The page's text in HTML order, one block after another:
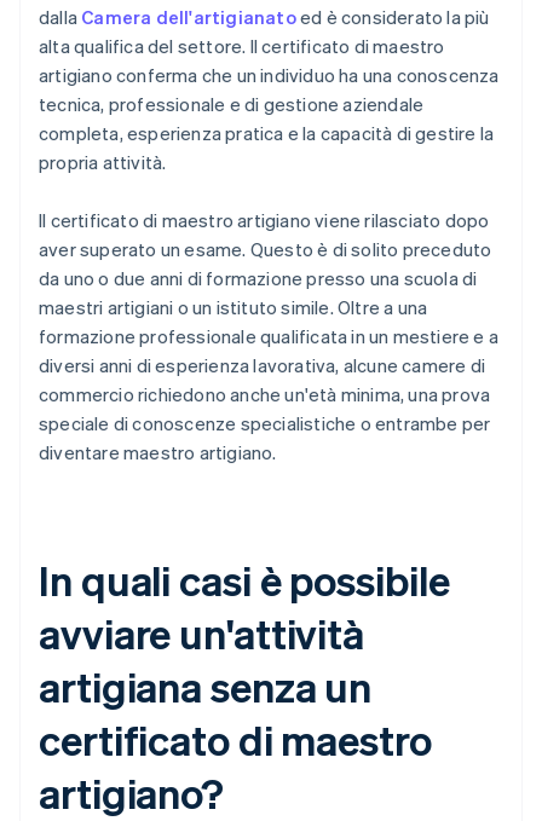
dalla Camera dell'artigianatoed è considerato la più
alta qualifica del settore. Il certificato di maestro
artigiano conferma che un individuo ha una conoscenza
tecnica, professionale e di gestione aziendale
completa, esperienza pratica e la capacità di gestire la
propria attività.
Il certificato di maestro artigiano viene rilasciato dopo
aver superato un esame. Questo è di solito preceduto
da uno o due anni di formazione presso una scuola di
maestri artigiani o un istituto simile. Oltre a una
formazione professionale qualificata in un mestiere e a
diversi anni di esperienza lavorativa, alcune camere di
commercio richiedono anche un'età minima, una prova
speciale di conoscenze specialistiche o entrambe per
diventare maestro artigiano.
In quali casi è possibile
avviare un'attività
artigiana senza un
certificato di maestro
artigiano?